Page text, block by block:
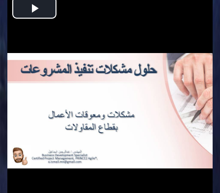
Play